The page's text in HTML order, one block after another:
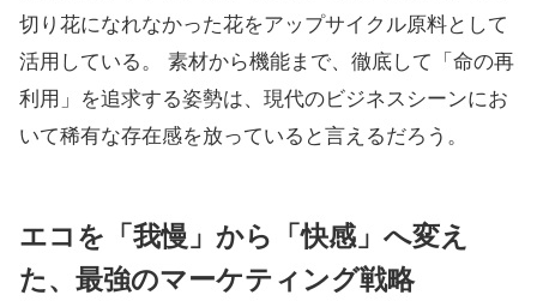
切り花になれなかった花をアップサイクル原料として
活用している。 素材から機能まで、徹底して「命の再
利用」を追求する姿勢は、現代のビジネスシーンにお
いて稀有な存在感を放っていると言えるだろう。
エコを「我慢」から「快感」へ変え
た、最強のマーケティング戦略